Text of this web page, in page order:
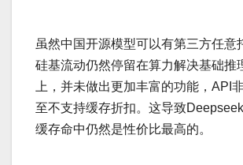
虽然中国开源模型可以有第三方任意
硅基流动仍然停留在算力解决基础推
上，并未做出更加丰富的功能，API
至不支持缓存折扣。这导致
缓存命中仍然是性价比最高的。